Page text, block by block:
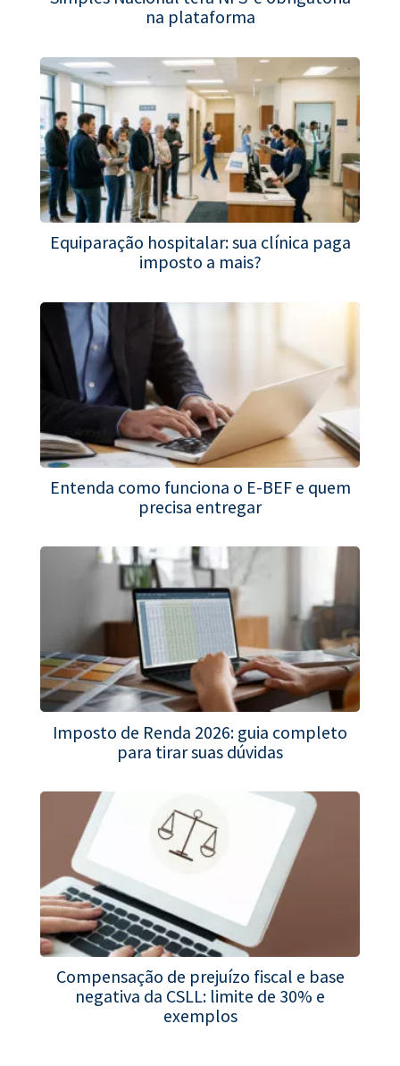
na plataforma
Equiparação hospitalar: sua clínica paga
imposto a mais?
Entenda como funciona o E-BEF e quem
precisa entregar
Imposto de Renda 2026: guia completo
para tirar suas dúvidas
Compensação de prejuízo fiscal e base
negativa da CSLL: limite de 30% e
exemplos